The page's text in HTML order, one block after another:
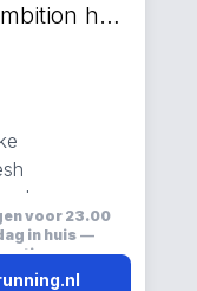
Adidas Adizero Ambition hardloopschoenen blauw
en
voor 23.00
in huis—